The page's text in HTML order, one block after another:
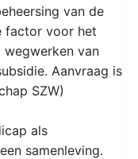
van de
factor voor het
van
Aanvraag is
SZW)
als
samenleving.